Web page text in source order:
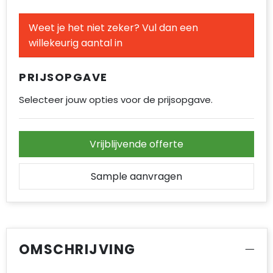
Accessoires voor tassen
Duffeltassen
Waterbestendige tassen
Opvouwbare tassen
Weet je het niet zeker? Vul dan een
willekeurig aantal in
PRIJSOPGAVE
Selecteer jouw opties voor de prijsopgave.
Vrijblijvende offerte
Sample aanvragen
OMSCHRIJVING